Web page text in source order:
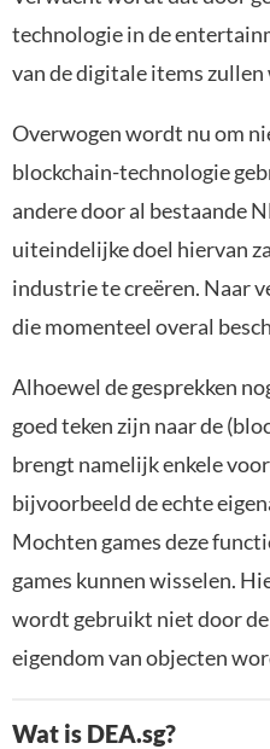
technologie in de
van de digitale items
Overwogen wordt nu om
blockchain-technologie
andere door al bestaande
uiteindelijke doel hiervan
industrie te creëren. Naar
die momenteel overal
Alhoewel de gesprekken
goed teken zijn naar de
brengt namelijk enkele
bijvoorbeeld de echte
Mochten games deze
games kunnen wisselen.
wordt gebruikt niet door
eigendom van objecten
Wat is DEA.sg?